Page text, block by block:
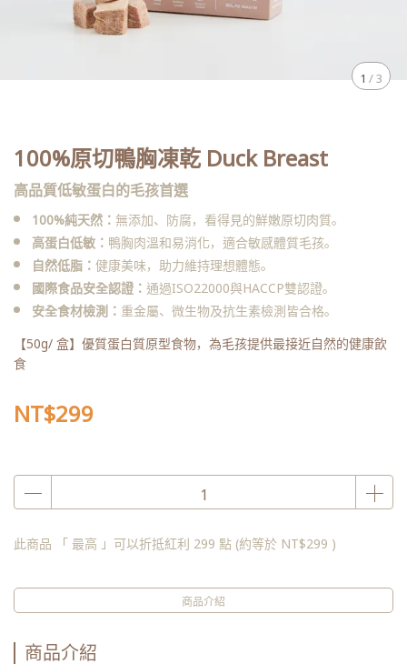
1 /3
100%原切鴨胸凍乾 Duck Breast
高品質低敏蛋白的毛孩首選
100%純天然： 無添加、防腐，看得見的鮮嫩原切肉質。
高蛋白低敏： 鴨胸肉溫和易消化，適合敏感體質毛孩。
自然低脂： 健康美味，助力維持理想體態。
國際食品安全認證： 通過ISO22000與HACCP雙認證。
安全食材檢測： 重金屬、微生物及抗生素檢測皆合格。
【50g/ 盒】優質蛋白質原型食物，為毛孩提供最接近自然的健康飲
食
NT$299
此商品 「 最高 」可以折抵紅利 299 點 (約等於 NT$299 )
商品介紹
商品介紹